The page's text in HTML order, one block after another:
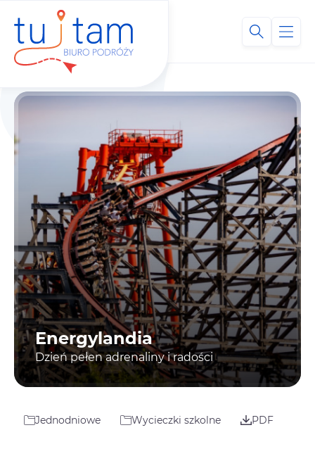
Energylandia
Dzień pełen adrenaliny i radości
Jednodniowe Wycieczki szkolne PDF